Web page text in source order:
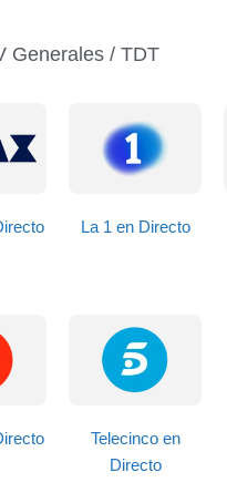
Generales / TDT
La 1 en Directo
Telecinco en
Directo